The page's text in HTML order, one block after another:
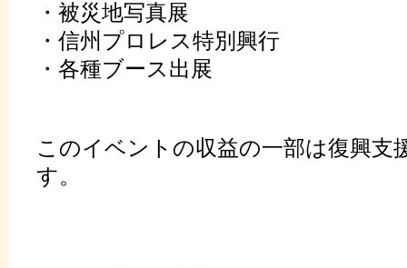
・被災地写真展
・信州プロレス特別興行
・各種ブース出展
このイベントの収益の一部は復興支
す。